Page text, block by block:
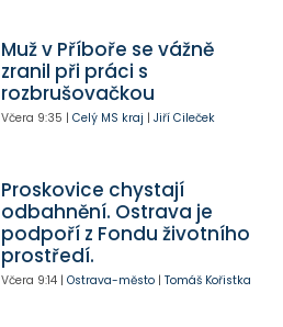
Muž v Příboře se vážně
zranil při práci s
rozbrušovačkou
Včera 9:35 | Celý MS kraj | Jiří Cileček
Proskovice chystají
odbahnění. Ostrava je
podpoří z Fondu životního
prostředí.
Včera 9:14| Ostrava-město| Tomáš Kořistka